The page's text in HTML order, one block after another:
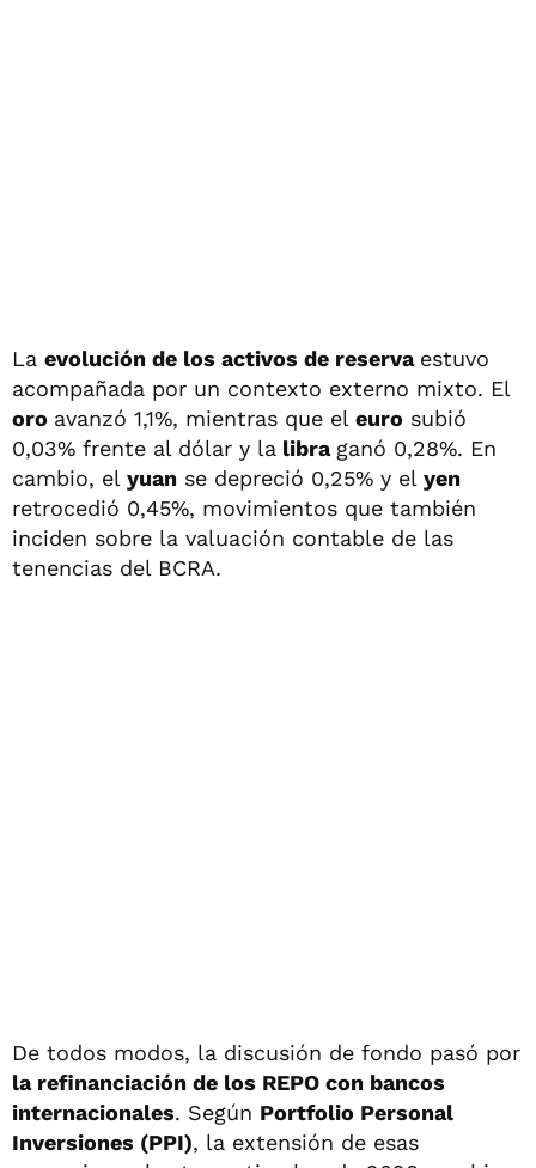
La evolución de los activos de reserva estuvo
acompañada por un contexto externo mixto. El
oro avanzó 1,1%, mientras que el euro subió
0,03% frente al dólar y la libra ganó 0,28%. En
cambio, el yuan se depreció 0,25% y el yen
retrocedió 0,45%, movimientos que también
inciden sobre la valuación contable de las
tenencias del BCRA.
De todos modos, la discusión de fondo pasó por
la refinanciación de los REPO con bancos
internacionales. Según Portfolio Personal
Inversiones (PPI), la extensión de esas